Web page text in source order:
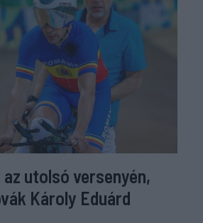
utolsó versenyén,
Károly Eduárd